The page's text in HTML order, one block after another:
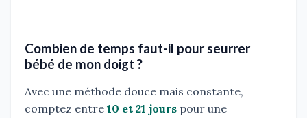
Combien de temps faut-il pour seurrer
bébé de mon doigt ?
Avec une méthode douce mais constante,
comptez entre 10 et 21 jours pour une